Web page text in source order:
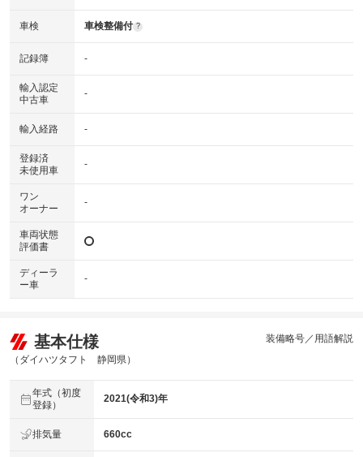
車検 車検整備付 ?
記録簿 -
輸入認定
中古車
-
輸入経路 -
登録済
未使用車
-
ワン
オーナー
-
車両状態
評価書
ディーラ
ー車
-
基本仕様
（ダイハツタフト 静岡県）
装備略号／用語解説
年式（初度
登録）
2021(令和3)年
排気量 660cc